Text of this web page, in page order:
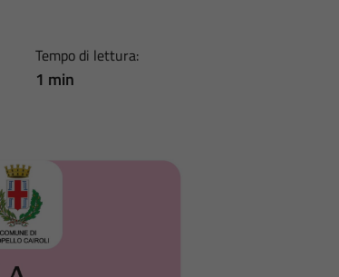
Tempo di lettura:
1 min